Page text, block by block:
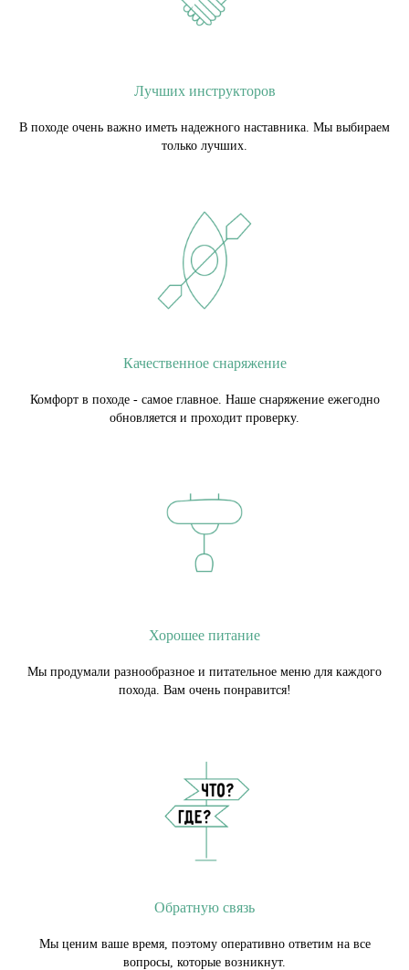
Лучших инструкторов
В походе очень важно иметь надежного наставника. Мы выбираем
только лучших.
Качественное снаряжение
Комфорт в походе - самое главное. Наше снаряжение ежегодно
обновляется и проходит проверку.
Хорошее питание
Мы продумали разнообразное и питательное меню для каждого
похода. Вам очень понравится!
Обратную связь
Мы ценим ваше время, поэтому оперативно ответим на все
вопросы, которые возникнут.